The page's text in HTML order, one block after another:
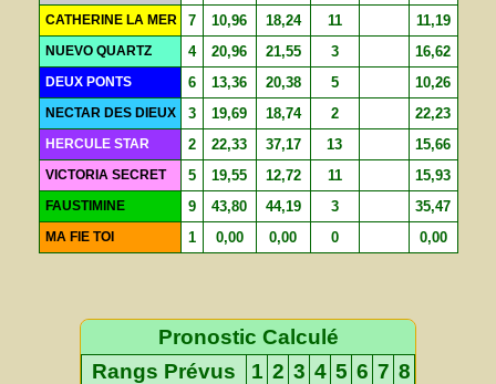
CATHERINE LA MER 7 10,96 18,24 11 11,19
NUEVO QUARTZ 4 20,96 21,55 3 16,62
DEUX PONTS 6 13,36 20,38 5 10,26
NECTAR DES DIEUX 3 19,69 18,74 2 22,23
HERCULE STAR 2 22,33 37,17 13 15,66
VICTORIA SECRET 5 19,55 12,72 11 15,93
FAUSTIMINE 9 43,80 44,19 3 35,47
MA FIE TOI 1 0,00 0,00 0 0,00
Pronostic Calculé
Rangs Prévus
1 2 3 4 5 6 7 8